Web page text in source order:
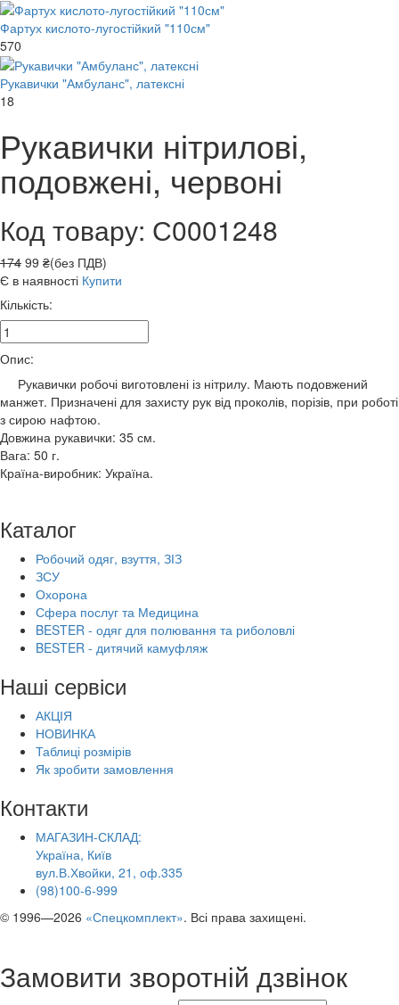
Фартух кислото-лугостійкий "110см"
570
Рукавички "Амбуланс", латексні
18
Рукавички нітрилові,
подовжені, червоні
Код товару: С0001248
174 99 ₴(без ПДВ)
Є в наявності Купити
Кількість:
Опис:
Рукавички робочі виготовлені із нітрилу. Мають подовжений
манжет. Призначені для захисту рук від проколів, порізів, при роботі
з сирою нафтою.
Довжина рукавички: 35 см.
Вага: 50 г.
Країна-виробник: Україна.
Каталог
Робочий одяг, взуття, ЗІЗ
ЗСУ
Охорона
Сфера послуг та Медицина
BESTER - одяг для полювання та риболовлі
BESTER - дитячий камуфляж
Наші сервіси
АКЦІЯ
НОВИНКА
Таблиці розмірів
Як зробити замовлення
Контакти
МАГАЗИН-СКЛАД:
Україна, Київ
вул.В.Хвойки, 21, оф.335
(98)100-6-999
© 1996—2026 «Спецкомплект». Всі права захищені.
Замовити зворотній дзвінок